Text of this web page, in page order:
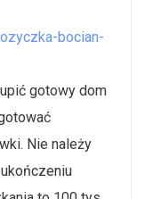
bocian-
gotowy dom
Nie należy